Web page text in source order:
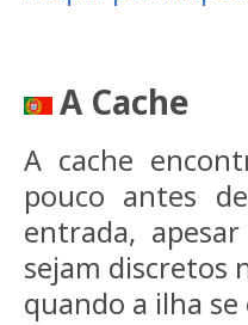
A Cache
A cache
pouco antes
entrada,
sejam discretos
quando a ilha